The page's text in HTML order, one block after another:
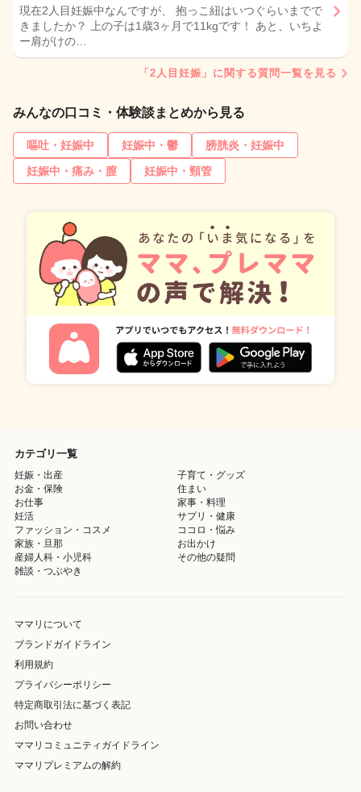
現在2人目妊娠中なんですが、 抱っこ紐はいつぐらいまでで
きましたか？ 上の子は1歳3ヶ月で11kgです！ あと、いちよ
ー肩がけの…
「2人目妊娠」に関する質問一覧を見る
みんなの口コミ・体験談まとめから見る
嘔吐・妊娠中 妊娠中・鬱
膀胱炎・妊娠中
妊娠中・痛み・膣
妊娠中・頸管
カテゴリ一覧
妊娠・出産
子育て・グッズ
お金・保険
住まい
お仕事
家事・料理
妊活
サプリ・健康
ファッション・コスメ
ココロ・悩み
家族・旦那
お出かけ
産婦人科・小児科
その他の疑問
雑談・つぶやき
ママリについて
ブランドガイドライン
利用規約
プライバシーポリシー
特定商取引法に基づく表記
お問い合わせ
ママリコミュニティガイドライン
ママリプレミアムの解約